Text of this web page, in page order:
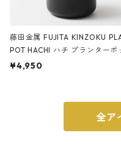
藤田金属 FUJITA KINZOKU
POT HACHI ハチ プランターポ
ト 3号 ブラック
¥4,950
全ア